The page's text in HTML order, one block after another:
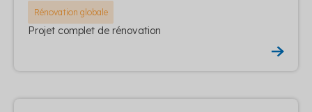
Rénovation globale
Projet complet de rénovation